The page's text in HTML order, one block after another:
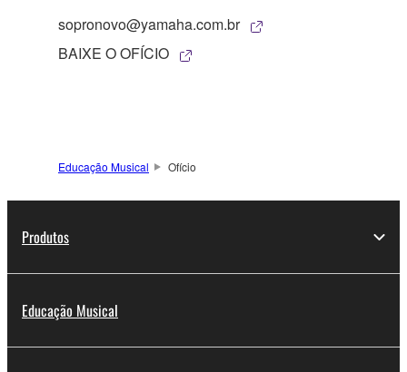
sopronovo@yamaha.com.br
BAIXE O OFÍCIO
Educação Musical Ofício
Produtos
Educação Musical